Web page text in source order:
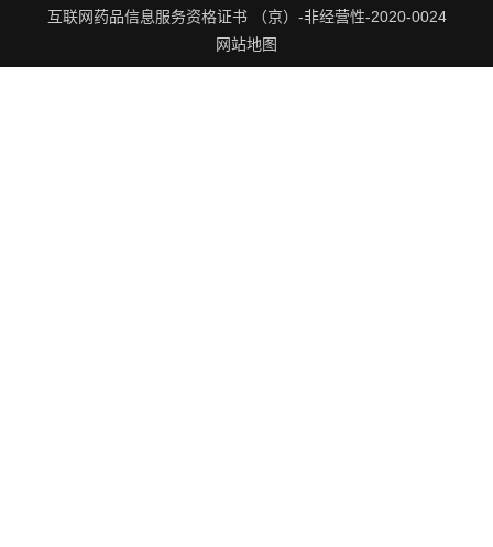
互联网药品信息服务资格证书 （京）-非经营性-2020-0024
网站地图